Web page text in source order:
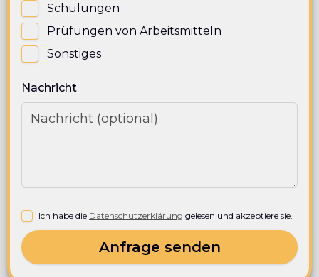
Schulungen
Prüfungen von Arbeitsmitteln
Sonstiges
Nachricht
Ich habe die Datenschutzerklärung gelesen und akzeptiere sie.
Anfrage senden